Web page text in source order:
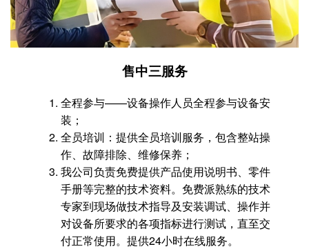
售中三服务
全程参与——设备操作人员全程参与设备安
装；
全员培训：提供全员培训服务，包含整站操
作、故障排除、维修保养；
我公司负责免费提供产品使用说明书、零件
手册等完整的技术资料。免费派熟练的技术
专家到现场做技术指导及安装调试、操作并
对设备所要求的各项指标进行测试，直至交
付正常使用。提供24小时在线服务。